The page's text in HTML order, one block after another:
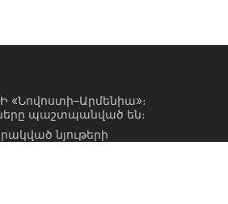
«Նովոստի–Արմենիա»։
պաշտպանված են։
նյութերի